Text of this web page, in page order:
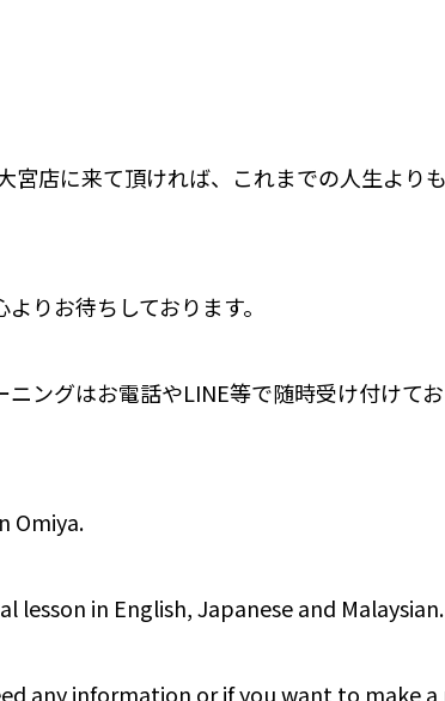
宮店に来て頂ければ、これまでの人生より
りお待ちしております。
ングはお電話やLINE等で随時受け付けて
Omiya.
lesson in English, Japanese and Malaysian.
any information or if you want to make a